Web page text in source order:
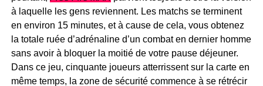
à laquelle les gens reviennent. Les matchs se terminent
en environ 15 minutes, et à cause de cela, vous obtenez
la totale ruée d’adrénaline d’un combat en dernier homme
sans avoir à bloquer la moitié de votre pause déjeuner.
Dans ce jeu, cinquante joueurs atterrissent sur la carte en
même temps, la zone de sécurité commence à se rétrécir